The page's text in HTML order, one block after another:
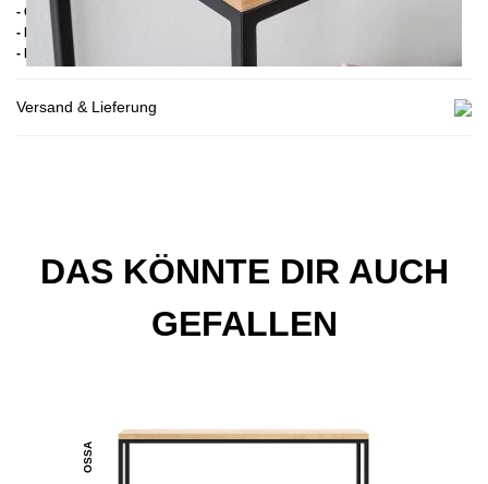
- Gestell: Pulverbeschichteter Stahl
- Handmade
- Lieferzustand: Montiert
Versand & Lieferung
DAS KÖNNTE DIR AUCH
GEFALLEN
OSSA